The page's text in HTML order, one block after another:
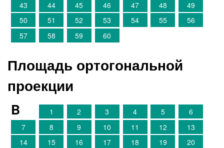
43
44 45 46 47 48
49
50
51 52 53 54 55
56
57
58 59 60
Площадь ортогональной
проекции
B 1 2 3 4 5
6
7
8 9 10 11 12
13
14
15 16 17 18 19
20